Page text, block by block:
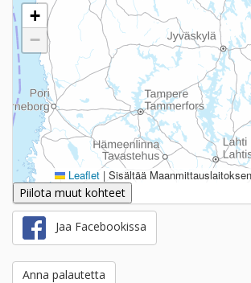
+
−
Leaflet | Sisältää
Piilota muut kohteet
Jaa Facebookissa
Anna palautetta